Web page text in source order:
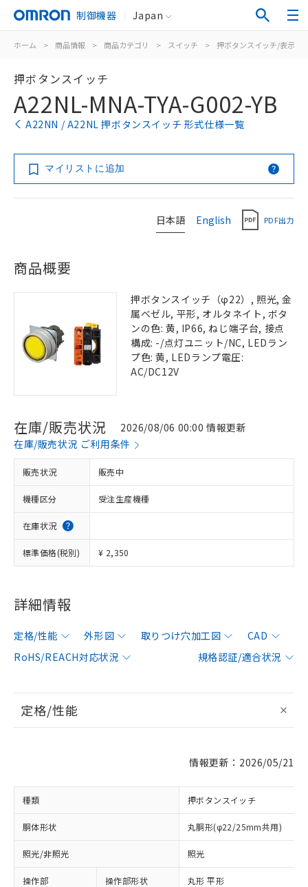
制御機器 Japan
ホーム > 商品情報 > 商品カテゴリ > スイッチ > 押ボタンスイッチ/表示灯
押ボタンスイッチ
A22NL-MNA-TYA-G002-YB
A22NN / A22NL 押ボタンスイッチ 形式仕様一覧
マイリストに追加
日本語 English PDF出力
商品概要
押ボタンスイッチ（φ22）, 照光, 金
属ベゼル, 平形, オルタネイト, ボタ
ンの色: 黄, IP66, ねじ端子台, 接点
構成: -/点灯ユニット/NC, LEDラン
プ色: 黄, LEDランプ電圧:
AC/DC12V
在庫/販売状況
2026/08/06 00:00 情報更新
在庫/販売状況 ご利用条件
販売状況 販売中
機種区分 受注生産機種
在庫状況
標準価格(税別) ¥ 2,350
詳細情報
定格/性能 外形図 取りつけ穴加工図
CAD
RoHS/REACH対応状況
規格認証/適合状況
定格/性能
情報更新：2026/05/21
種類 押ボタンスイッチ
胴体形状 丸胴形(φ22/25mm共用)
照光/非照光 照光
操作部 操作部形状 丸形 平形